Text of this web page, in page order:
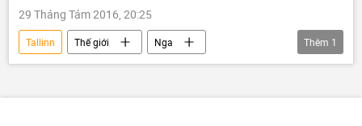
29 Tháng Tám 2016, 20:25
Tallinn Thế giới
Nga
Chiến tranh Vệ quốc Vĩ đại
Thêm 1